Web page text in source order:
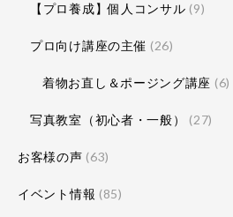
【プロ養成】個人コンサル (9)
プロ向け講座の主催 (26)
着物お直し＆ポージング講座 (6)
写真教室（初心者・一般） (27)
お客様の声 (63)
イベント情報 (85)